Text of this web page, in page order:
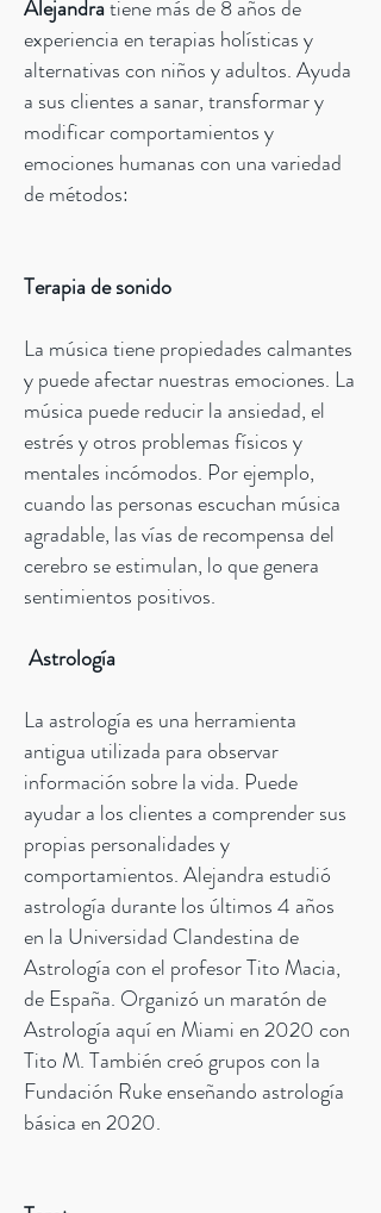
Alejandratiene más de 8 años de
experiencia en terapias holísticas y
alternativas con niños y adultos. Ayuda
a sus clientes a sanar, transformar y
modificar comportamientos y
emociones humanas con una variedad
de métodos:
Terapia de sonido
La música tiene propiedades calmantes
y puede afectar nuestras emociones. La
música puede reducir la ansiedad, el
estrés y otros problemas físicos y
mentales incómodos. Por ejemplo,
cuando las personas escuchan música
agradable, las vías de recompensa del
cerebro se estimulan, lo que genera
sentimientos positivos.
Astrología
La astrología es una herramienta
antigua utilizada para observar
información sobre la vida. Puede
ayudar a los clientes a comprender sus
propias personalidades y
comportamientos. Alejandra estudió
astrología durante los últimos 4 años
en la Universidad Clandestina de
Astrología con el profesor Tito Macia,
de España. Organizó un maratón de
Astrología aquí en Miami en 2020 con
Tito M. También creó grupos con la
Fundación Ruke enseñando astrología
básica en 2020.